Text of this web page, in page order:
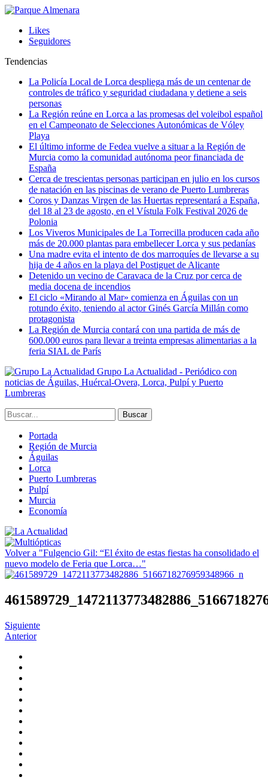
Likes
Seguidores
Tendencias
La Policía Local de Lorca despliega más de un centenar de
controles de tráfico y seguridad ciudadana y detiene a seis
personas
La Región reúne en Lorca a las promesas del voleibol español
en el Campeonato de Selecciones Autonómicas de Vóley
Playa
El último informe de Fedea vuelve a situar a la Región de
Murcia como la comunidad autónoma peor financiada de
España
Cerca de trescientas personas participan en julio en los cursos
de natación en las piscinas de verano de Puerto Lumbreras
Coros y Danzas Virgen de las Huertas representará a España,
del 18 al 23 de agosto, en el Vístula Folk Festival 2026 de
Polonia
Los Viveros Municipales de La Torrecilla producen cada año
más de 20.000 plantas para embellecer Lorca y sus pedanías
Una madre evita el intento de dos marroquíes de llevarse a su
hija de 4 años en la playa del Postiguet de Alicante
Detenido un vecino de Caravaca de la Cruz por cerca de
media docena de incendios
El ciclo «Mirando al Mar» comienza en Águilas con un
rotundo éxito, teniendo al actor Ginés García Millán como
protagonista
La Región de Murcia contará con una partida de más de
600.000 euros para llevar a treinta empresas alimentarias a la
feria SIAL de París
Grupo La Actualidad - Periódico con
noticias de Águilas, Huércal-Overa, Lorca, Pulpí y Puerto
Lumbreras
Portada
Región de Murcia
Águilas
Lorca
Puerto Lumbreras
Pulpí
Murcia
Economía
Volver a "Fulgencio Gil: “El éxito de estas fiestas ha consolidado el
nuevo modelo de Feria que Lorca…"
Siguiente
Anterior